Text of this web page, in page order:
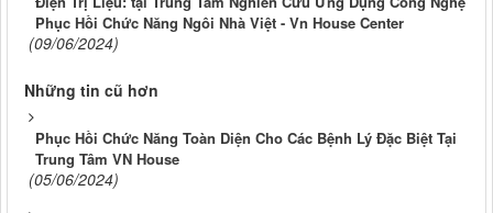
Phục Hồi Chức Năng Ngôi Nhà Việt - Vn House Center
(09/06/2024)
Những tin cũ hơn
Phục Hồi Chức Năng Toàn Diện Cho Các Bệnh Lý Đặc Biệt Tại
Trung Tâm VN House
(05/06/2024)